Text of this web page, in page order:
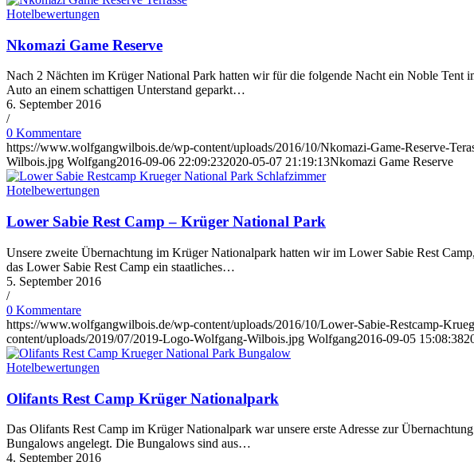
Hotelbewertungen
Nkomazi Game Reserve
Nach 2 Nächten im Krüger National Park hatten wir für die folgende Nacht ein Noble
Auto an einem schattigen Unterstand geparkt…
6. September 2016
/
0 Kommentare
https://www.wolfgangwilbois.de/wp-content/uploads/2016/10/Nkomazi-Game-Reserve-
Wilbois.jpg Wolfgang2016-09-06 22:09:232020-05-07 21:19:13Nkomazi Game Reserve
Hotelbewertungen
Lower Sabie Rest Camp – Krüger National Park
Unsere zweite Übernachtung im Krüger Nationalpark hatten wir im Lower Sabie Rest
das Lower Sabie Rest Camp ein staatliches…
5. September 2016
/
0 Kommentare
https://www.wolfgangwilbois.de/wp-content/uploads/2016/10/Lower-Sabie-Restcamp-
content/uploads/2019/07/2019-Logo-Wolfgang-Wilbois.jpg Wolfgang2016-09-05 15:08:38
Hotelbewertungen
Olifants Rest Camp Krüger Nationalpark
Das Olifants Rest Camp im Krüger Nationalpark war unsere erste Adresse zur
Bungalows angelegt. Die Bungalows sind aus…
4. September 2016